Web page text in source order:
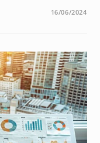
16/06/2024